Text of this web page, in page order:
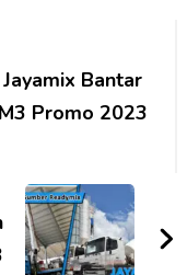
Bantar
Promo 2023